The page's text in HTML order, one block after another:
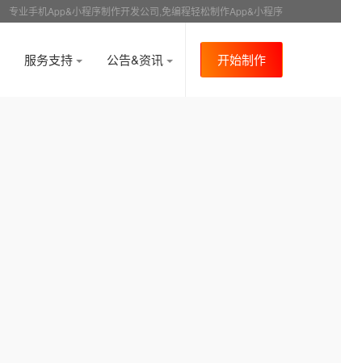
专业手机App&小程序制作开发公司,免编程轻松制作App&小程序
服务支持 公告&资讯 开始制作